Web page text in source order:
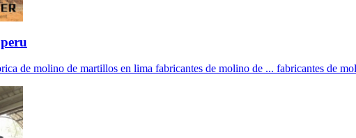
de molino de martillos en lima fabricantes de molino de ... fabricantes de